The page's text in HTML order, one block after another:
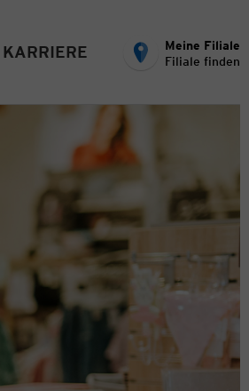
KARRIERE
Meine Filiale
Filiale finden